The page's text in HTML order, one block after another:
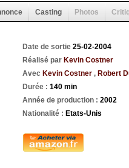
Casting Photos
Date de sortie 25-02-2004
Réalisé par Kevin Costner
Avec Kevin Costner , Robert
Durée : 140 min
Année de production : 2002
Nationalité : Etats-Unis